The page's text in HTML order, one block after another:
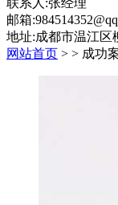
联系人:张经理
邮箱
地址:成都市温江区
网站首页 > > 成功